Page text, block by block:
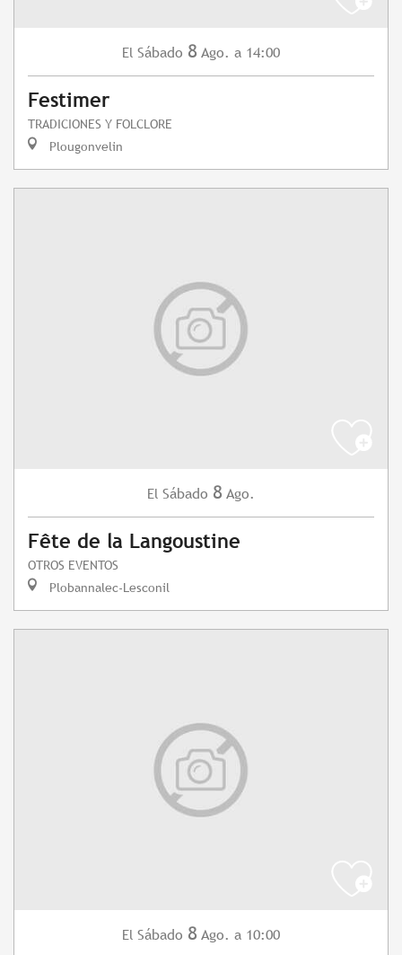
El Sábado 8 Ago. a 14:00
Festimer
TRADICIONES Y FOLCLORE
Plougonvelin
El Sábado 8 Ago.
Fête de la Langoustine
OTROS EVENTOS
Plobannalec-Lesconil
El Sábado 8 Ago. a 10:00